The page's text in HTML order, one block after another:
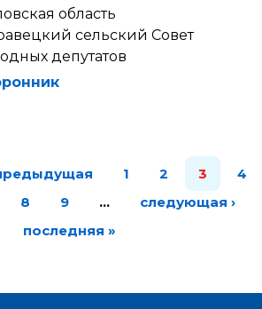
область
сельский Совет
депутатов
1 2 3
4
8 9 …
следующая ›
последняя »